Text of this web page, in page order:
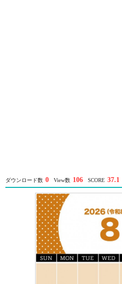
ダウンロード数 0 View数 106 SCORE 37.1